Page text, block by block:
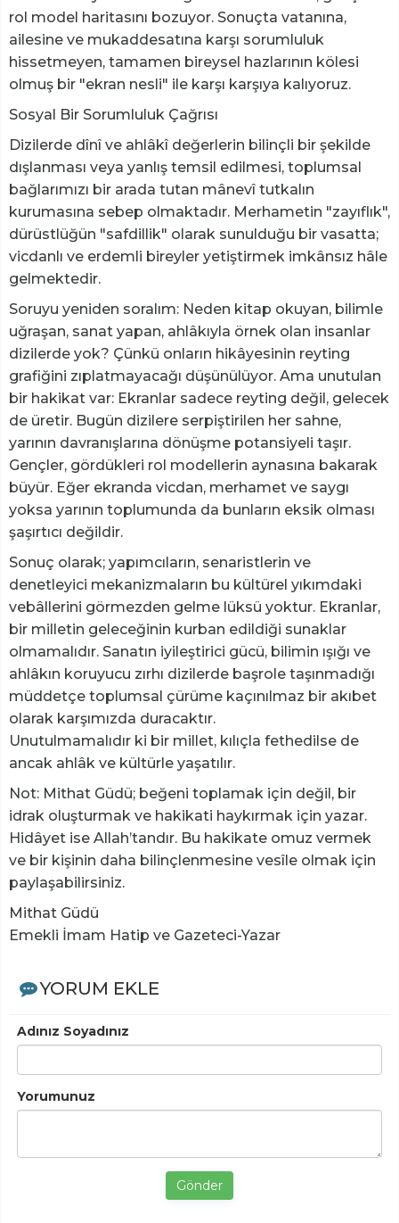
rol model haritasını bozuyor. Sonuçta vatanına,
ailesine ve mukaddesatına karşı sorumluluk
hissetmeyen, tamamen bireysel hazlarının kölesi
olmuş bir "ekran nesli" ile karşı karşıya kalıyoruz.
​Sosyal Bir Sorumluluk Çağrısı
​Dizilerde dînî ve ahlâkî değerlerin bilinçli bir şekilde
dışlanması veya yanlış temsil edilmesi, toplumsal
bağlarımızı bir arada tutan mânevî tutkalın
kurumasına sebep olmaktadır. Merhametin "zayıflık",
dürüstlüğün "safdillik" olarak sunulduğu bir vasatta;
vicdanlı ve erdemli bireyler yetiştirmek imkânsız hâle
gelmektedir.
​Soruyu yeniden soralım: Neden kitap okuyan, bilimle
uğraşan, sanat yapan, ahlâkıyla örnek olan insanlar
dizilerde yok? Çünkü onların hikâyesinin reyting
grafiğini zıplatmayacağı düşünülüyor. Ama unutulan
bir hakikat var: Ekranlar sadece reyting değil, gelecek
de üretir. Bugün dizilere serpiştirilen her sahne,
yarının davranışlarına dönüşme potansiyeli taşır.
Gençler, gördükleri rol modellerin aynasına bakarak
büyür. Eğer ekranda vicdan, merhamet ve saygı
yoksa yarının toplumunda da bunların eksik olması
şaşırtıcı değildir.
​Sonuç olarak; yapımcıların, senaristlerin ve
denetleyici mekanizmaların bu kültürel yıkımdaki
vebâllerini görmezden gelme lüksü yoktur. Ekranlar,
bir milletin geleceğinin kurban edildiği sunaklar
olmamalıdır. Sanatın iyileştirici gücü, bilimin ışığı ve
ahlâkın koruyucu zırhı dizilerde başrole taşınmadığı
müddetçe toplumsal çürüme kaçınılmaz bir akıbet
olarak karşımızda duracaktır.
​Unutulmamalıdır ki bir millet, kılıçla fethedilse de
ancak ahlâk ve kültürle yaşatılır.
Not: Mithat Güdü; beğeni toplamak için değil, bir
idrak oluşturmak ve hakikati haykırmak için yazar.
Hidâyet ise Allah’tandır. Bu hakikate omuz vermek
ve bir kişinin daha bilinçlenmesine vesîle olmak için
paylaşabilirsiniz.
Mithat Güdü
Emekli İmam Hatip ve Gazeteci-Yazar
YORUM EKLE
Adınız Soyadınız
Yorumunuz
Gönder